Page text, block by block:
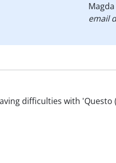
email
difficulties with 'Questo